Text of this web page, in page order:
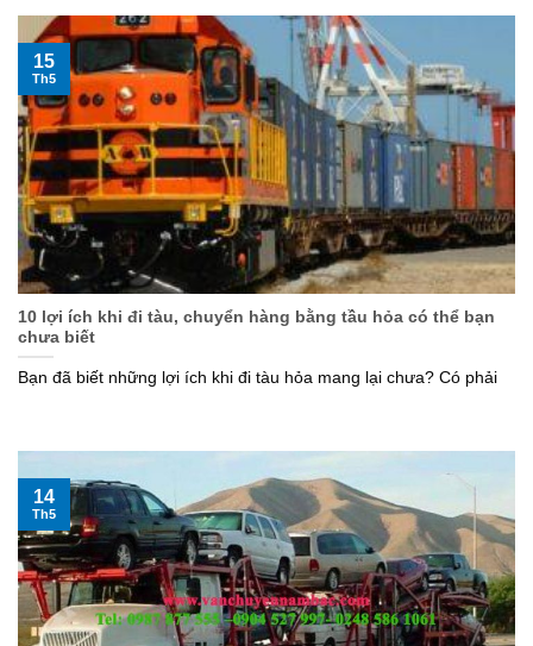
10 lợi ích khi đi tàu, chuyển hàng bằng tầu hỏa có thể bạn
chưa biết
Bạn đã biết những lợi ích khi đi tàu hỏa mang lại chưa? Có phải
15
Th5
14
Th5